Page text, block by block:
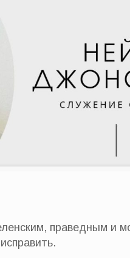
праведным и